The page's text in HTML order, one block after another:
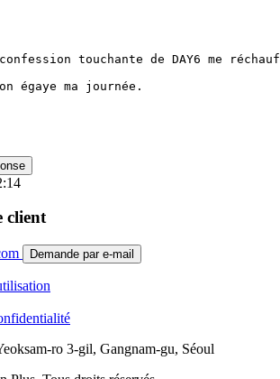
touchante de DAY6 me
égaye ma journée.
client
Demande par e-mail
ro 3-gil, Gangnam-gu, Séoul